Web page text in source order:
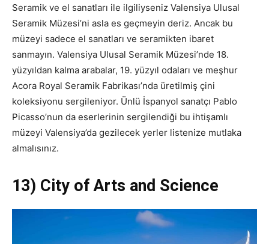
Seramik ve el sanatları ile ilgiliyseniz Valensiya Ulusal
Seramik Müzesi’ni asla es geçmeyin deriz. Ancak bu
müzeyi sadece el sanatları ve seramikten ibaret
sanmayın. Valensiya Ulusal Seramik Müzesi’nde 18.
yüzyıldan kalma arabalar, 19. yüzyıl odaları ve meşhur
Acora Royal Seramik Fabrikası’nda üretilmiş çini
koleksiyonu sergileniyor. Ünlü İspanyol sanatçı Pablo
Picasso’nun da eserlerinin sergilendiği bu ihtişamlı
müzeyi Valensiya’da gezilecek yerler listenize mutlaka
almalısınız.
13) City of Arts and Science